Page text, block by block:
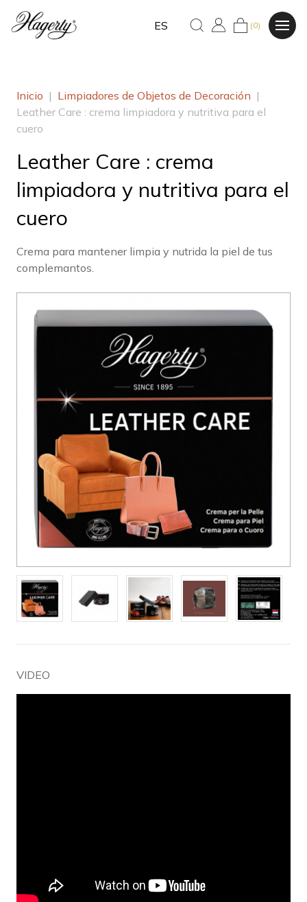
ES (0)
Inicio | Limpiadores de Objetos de Decoración |
Leather Care : crema limpiadora y nutritiva para el
cuero
Leather Care : crema
limpiadora y nutritiva para el
cuero
Crema para mantener limpia y nutrida la piel de tus
complemantos.
VIDEO